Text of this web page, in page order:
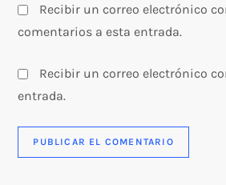
Recibir un correo electrónico
comentarios a esta entrada.
Recibir un correo electrónico
entrada.